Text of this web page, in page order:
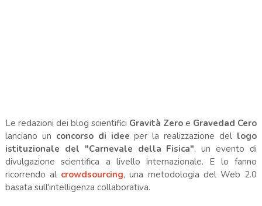
Le redazioni dei blog scientifici Gravità Zero e Gravedad Cero
lanciano un concorso di idee per la realizzazione del logo
istituzionale del "Carnevale della Fisica", un evento di
divulgazione scientifica a livello internazionale. E lo fanno
ricorrendo al crowdsourcing, una metodologia del Web 2.0
basata sull'intelligenza collaborativa.